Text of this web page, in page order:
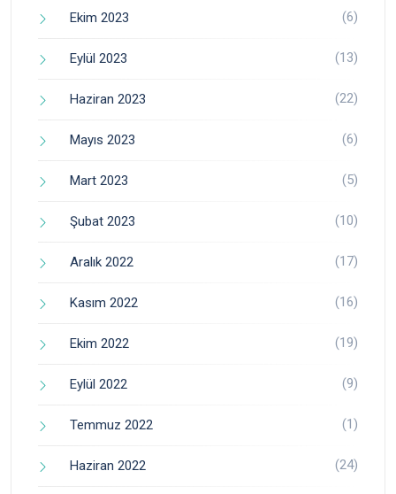
Ekim 2023 (6)
Eylül 2023 (13)
Haziran 2023 (22)
Mayıs 2023 (6)
Mart 2023 (5)
Şubat 2023 (10)
Aralık 2022 (17)
Kasım 2022 (16)
Ekim 2022 (19)
Eylül 2022 (9)
Temmuz 2022 (1)
Haziran 2022 (24)